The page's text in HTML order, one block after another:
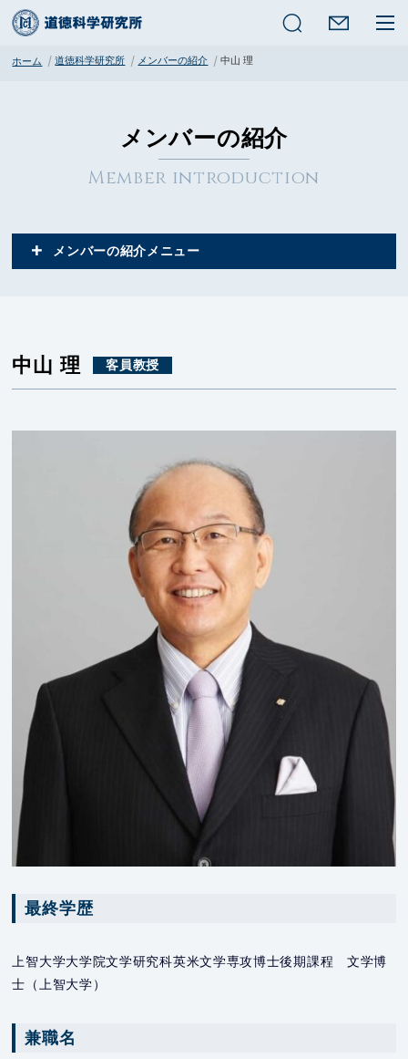
ホーム 道徳科学研究所 メンバーの紹介 中山 理
メンバーの紹介
Member introduction
メンバーの紹介
中山 理 客員教授
最終学歴
上智大学大学院文学研究科英米文学専攻博士後期課程 文学博
士（上智大学）
兼職名